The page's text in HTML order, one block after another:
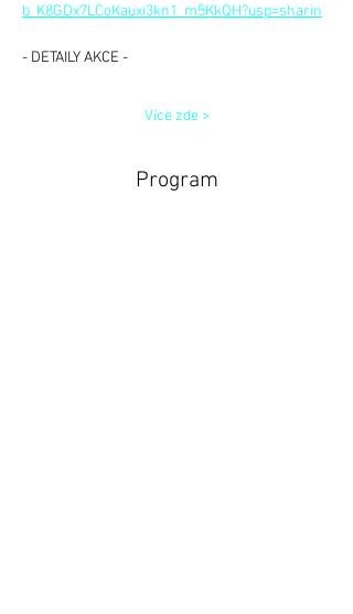
b_K8GDx7LCoKauxi3kn1_m5KkQH?usp=sharin
- DETAILY AKCE -
Více zde >
Program